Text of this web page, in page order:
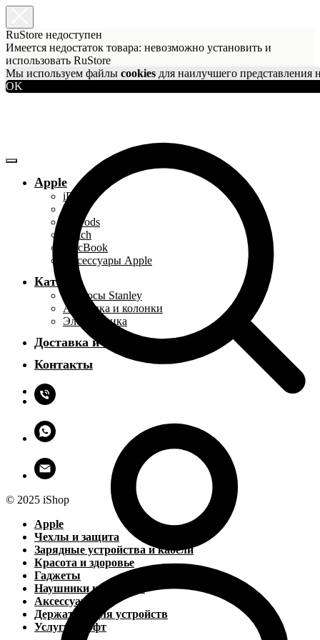
RuStore недоступен
Имеется недостаток товара: невозможно установить и
использовать RuStore
Мы используем файлы cookies для наилучшего представления
OK
Apple
iPhone
iPad
AirPods
Watch
MacBook
Аксессуары Apple
Каталог
Термосы Stanley
Акустика и колонки
Электроника
Доставка и оплата
Контакты
© 2025 iShop
Apple
Чехлы и защита
Зарядные устройства и кабели
Красота и здоровье
Гаджеты
Наушники и колонки
Аксессуары
Держатели для устройств
Услуги и софт